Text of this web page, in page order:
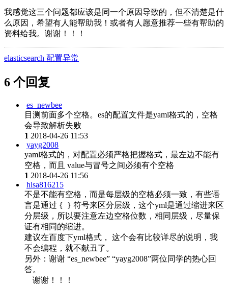
我感觉这三个问题都应该是同一个原因导致的，但不清楚是什
么原因，希望有人能帮助我！或者有人愿意推荐一些有帮助的
资料给我。谢谢！！！
elasticsearch 配置异常
6 个回复
es_newbee
目测前面多个空格。es的配置文件是yaml格式的，空格
会导致解析失败
1 2018-04-26 11:53
yayg2008
yaml格式的，对配置必须严格把握格式，最左边不能有
空格，而且 value与冒号之间必须有个空格
1 2018-04-26 11:56
hlsa816215
不是不能有空格，而是每层级的空格必须一致，有些语
言是通过 { } 符号来区分层级，这个yml是通过缩进来区
分层级，所以要注意左边空格位数，相同层级，尽量保
证有相同的缩进。
建议在百度下yml格式， 这个会有比较详尽的说明，我
不会编程，就不献丑了。
另外：谢谢 “es_newbee” “yayg2008”两位同学的热心回
答。
谢谢！！！